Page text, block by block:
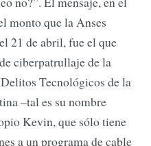
monto que la Anses
21 de abril, fue el que
ciberpatrullaje de la
Tecnológicos de la
–tal es su nombre
Kevin, que sólo tiene
a un programa de cable